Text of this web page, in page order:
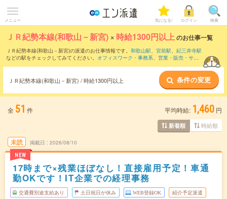
メニュー 気になる! ログイン 検索
ＪＲ紀勢本線(和歌山－新宮) × 時給1300円以上のお仕事一覧
ＪＲ紀勢本線(和歌山－新宮)の派遣のお仕事情報です。 和歌山駅、 宮前駅、 紀三井寺駅
などの駅をチェックしてみてください。 オフィスワーク・事務系、 営業・販売・サー
などのこだわり条件で絞り込んでいただけます。
ＪＲ紀勢本線(和歌山－新宮) / 時給1300円以上 条件の変更
全 51 件 平均時給: 1,460 円
新着順 時給順
未読
NEW
掲載日 2026/08/10
17時まで×残業ほぼなし！直接雇用予定！車通
勤OKです！IT企業での経理事務
交通費別途支給あり 土日祝日が休み WEB登録OK 紹介予定派遣